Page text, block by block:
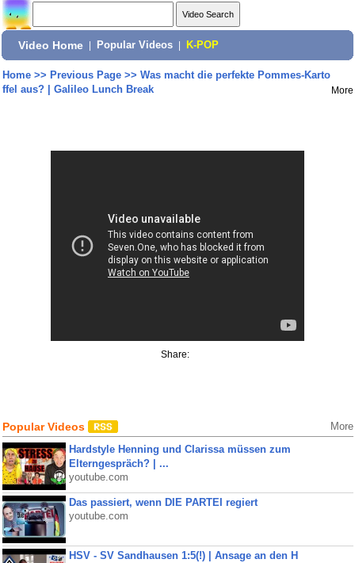
Video Home Popular Videos K-POP
Home>> Previous Page>> Was macht die perfekte Pommes-Karto
ffel aus? | Galileo Lunch Break
More
Share:
Popular Videos More
Hardstyle Henning und Clarissa müssen zum
Elterngespräch? | ...
youtube.com
Das passiert, wenn DIE PARTEI regiert
youtube.com
HSV - SV Sandhausen 1:5(!) | Ansage an den H